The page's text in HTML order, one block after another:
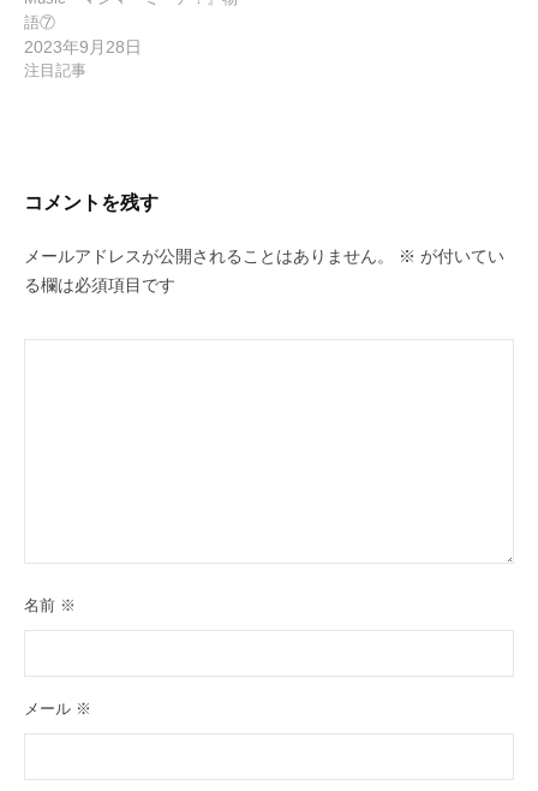
語⑦
2023年9月28日
注目記事
コメントを残す
メールアドレスが公開されることはありません。 ※ が付いてい
る欄は必須項目です
名前 ※
メール ※